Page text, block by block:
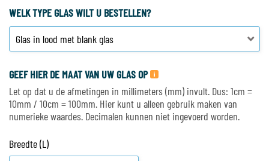
WELK TYPE GLAS WILT U BESTELLEN?
GEEF HIER DE MAAT VAN UW GLAS OP
Let op dat u de afmetingen in millimeters (mm) invult. Dus: 1cm =
10mm / 10cm = 100mm. Hier kunt u alleen gebruik maken van
numerieke waardes. Decimalen kunnen niet ingevoerd worden.
Breedte (L)